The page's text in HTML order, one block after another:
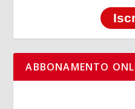
ABBONAMENTO